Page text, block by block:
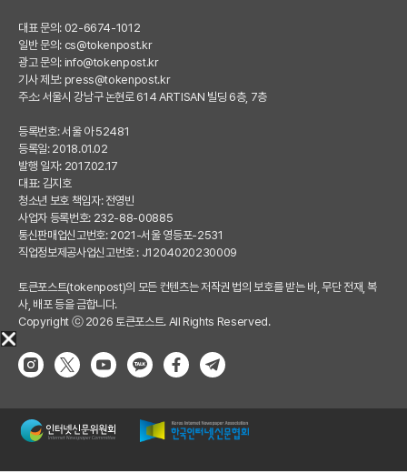
대표 문의: 02-6674-1012
일반 문의: cs@tokenpost.kr
광고 문의: info@tokenpost.kr
기사 제보: press@tokenpost.kr
주소: 서울시 강남구 논현로 614 ARTISAN 빌딩 6층, 7층
등록번호: 서울 아 52481
등록일: 2018.01.02
발행 일자: 2017.02.17
대표: 김지호
청소년 보호 책임자: 전영빈
사업자 등록번호: 232-88-00885
통신판매업신고번호: 2021-서울 영등포-2531
직업정보제공사업신고번호 : J1204020230009
토큰포스트(tokenpost)의 모든 컨텐츠는 저작권 법의 보호를 받는 바, 무단 전재, 복
사, 배포 등을 금합니다.
Copyright ⓒ 2026 토큰포스트. All Rights Reserved.